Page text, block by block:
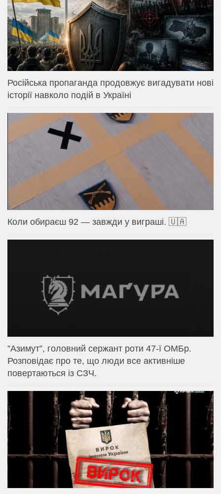
Російська пропаганда продовжує вигадувати нові
історії навколо подій в Україні
Коли обираєш 92 — завжди у виграші. 🇺🇦
⁨”Азимут”, головний сержант роти 47-ї ОМБр.
Розповідає про те, що люди все активніше
повертаються із СЗЧ.